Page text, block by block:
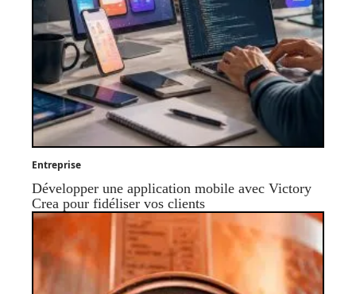
Entreprise
Développer une application mobile avec Victory
Crea pour fidéliser vos clients